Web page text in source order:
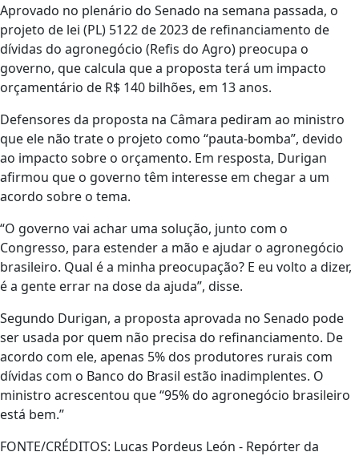
Aprovado no plenário do Senado na semana passada, o
projeto de lei (PL) 5122 de 2023 de refinanciamento de
dívidas do agronegócio (Refis do Agro) preocupa o
governo, que calcula que a proposta terá um impacto
orçamentário de R$ 140 bilhões, em 13 anos.
Defensores da proposta na Câmara pediram ao ministro
que ele não trate o projeto como “pauta-bomba”, devido
ao impacto sobre o orçamento. Em resposta, Durigan
afirmou que o governo têm interesse em chegar a um
acordo sobre o tema.
“O governo vai achar uma solução, junto com o
Congresso, para estender a mão e ajudar o agronegócio
brasileiro. Qual é a minha preocupação? E eu volto a dizer,
é a gente errar na dose da ajuda”, disse.
Segundo Durigan, a proposta aprovada no Senado pode
ser usada por quem não precisa do refinanciamento. De
acordo com ele, apenas 5% dos produtores rurais com
dívidas com o Banco do Brasil estão inadimplentes. O
ministro acrescentou que “95% do agronegócio brasileiro
está bem.”
FONTE/CRÉDITOS: Lucas Pordeus León - Repórter da